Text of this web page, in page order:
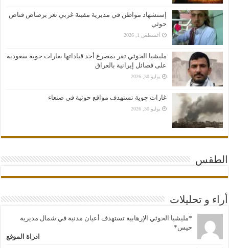
إستشهاد مواطن في مديرية مقبنة غربي تعز برصاص قناص
حوثي
أغسطس 1, 2026
مليشيا الحوثي تقر بمصرع أحد قياداتها بغارات جوية سعودية
على فصائل إيرانية بالعراق
يوليو 30, 2026
غارات جوية تستهدف مواقع حوثية في صنعاء
يوليو 30, 2026
الطقس
أراء و تحليلات
*مليشيا الحوثي الإرهابية تستهدف أعيان مدنية في شمال مديرية
حيس*
ادراة الموقع